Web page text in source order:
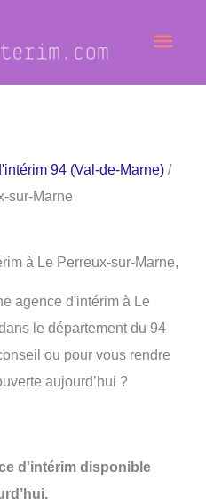
94 (Val-de-Marne) /
sur-Marne
à Le Perreux-sur-Marne,
agence d'intérim à Le
le département du 94
ou pour vous rendre
aujourd’hui ?
d'intérim disponible